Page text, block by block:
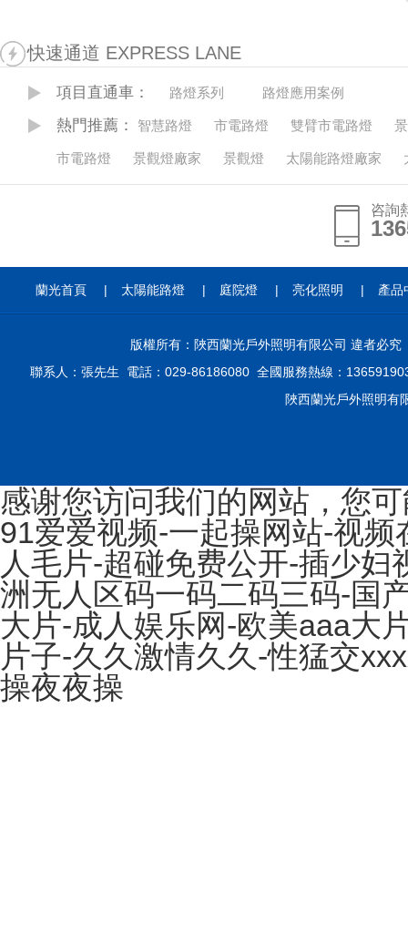
快速通道 EXPRESS LANE
項目直通車： 路燈系列 路燈應用案例
熱門推薦： 智慧路燈 市電路燈 雙臂市電路燈
市電路燈 景觀燈廠家 景觀燈 太陽能路燈廠家
咨詢
蘭光首頁 | 太陽能路燈 | 庭院燈 | 亮化照明 | 產品
版權所有：陜西蘭光戶外照明有限公司 違者必究
聯系人：張先生 電話：029-86186080 全國服務熱線：
陜西蘭光戶外照明有
感谢您访问我们的网站，您
91爱爱视频-一起操网站-视
人毛片-超碰免费公开-插少
洲无人区码一码二码三码-国
大片-成人娱乐网-欧美aaa大
片子-久久激情久久-性猛交
操夜夜操